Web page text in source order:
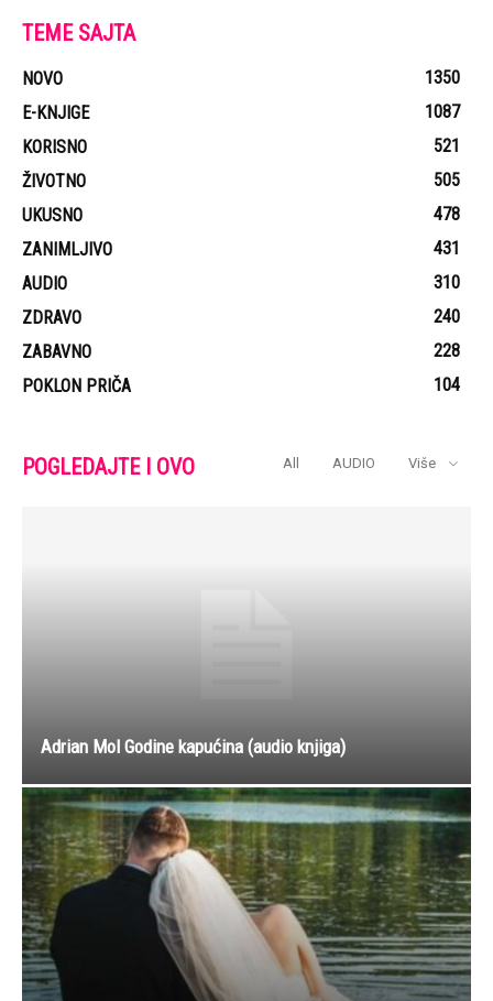
TEME SAJTA
NOVO
1350
E-KNJIGE
1087
KORISNO
521
ŽIVOTNO
505
UKUSNO
478
ZANIMLJIVO
431
AUDIO
310
ZDRAVO
240
ZABAVNO
228
POKLON PRIČA
104
POGLEDAJTE I OVO All AUDIO Više
Adrian Mol Godine kapućina (audio knjiga)